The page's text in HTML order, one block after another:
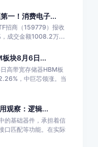
一！消费电子...
招商（159779）报收
成交金额1008.2万...
板块8月6日...
高带宽存储器HBM板
，中巨芯领涨。当
观察：逻辑...
的基础器件，承担着信
口匹配等功能。在实际